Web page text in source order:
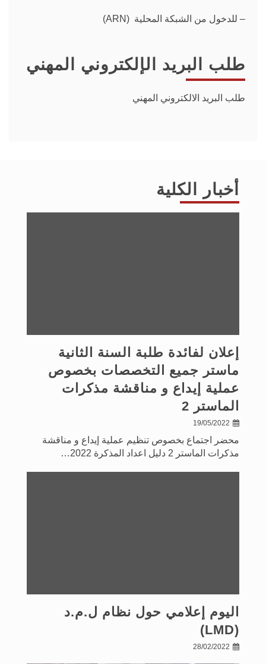
– للدخول من الشبكة المحلية (ARN)
طلب البريد الإلكتروني المهني
طلب البريد الالكتروني المهني
أخبار الكلية
إعلان لفائدة طلبة السنة الثانية
ماستر جميع التخصصات بخصوص
عملية إيداع و مناقشة مذكرات
الماستر 2
19/05/2022
محضر اجتماع بخصوص تنظيم عملية إيداع و مناقشة
مذكرات الماستر 2 دليل اعداد المذكرة 2022…
اليوم إعلامي حول نظام ل.م.د
(LMD)
28/02/2022